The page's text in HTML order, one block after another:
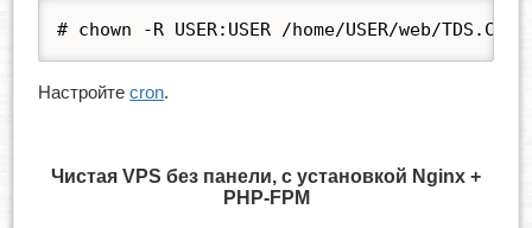
# chown -R USER:USER /home/USER/web/
Настройтеcron.
Чистая VPS без панели, с установкой Nginx +
PHP-FPM